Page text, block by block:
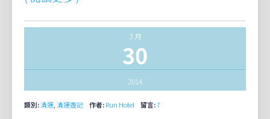
3 月
30
2014
類別:清邁 ,清邁遊記 作者:Run Hotel 留言:7